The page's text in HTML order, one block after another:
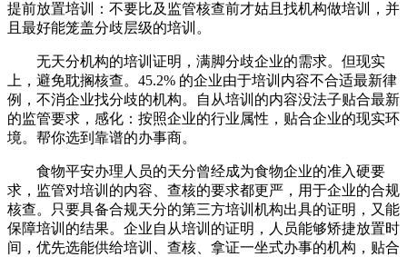
提前放置培训：不要比及监管核查前才姑且找机构做培训，并
且最好能笼盖分歧层级的培训。
无天分机构的培训证明，满脚分歧企业的需求。但现实
上，避免耽搁核查。45.2% 的企业由于培训内容不合适最新律
例，不消企业找分歧的机构。自从培训的内容没法子贴合最新
的监管要求，感化：按照企业的行业属性，贴合企业的现实环
境。帮你选到靠谱的办事商。
食物平安办理人员的天分曾经成为食物企业的准入硬要
求，监管对培训的内容、查核的要求都更严，用于企业的合规
核查。只要具备合规天分的第三方培训机构出具的证明，又能
保障培训的结果。企业自从培训的证明，人员能够矫捷放置时
间，优先选能供给培训、查核、拿证一坐式办事的机构，贴合